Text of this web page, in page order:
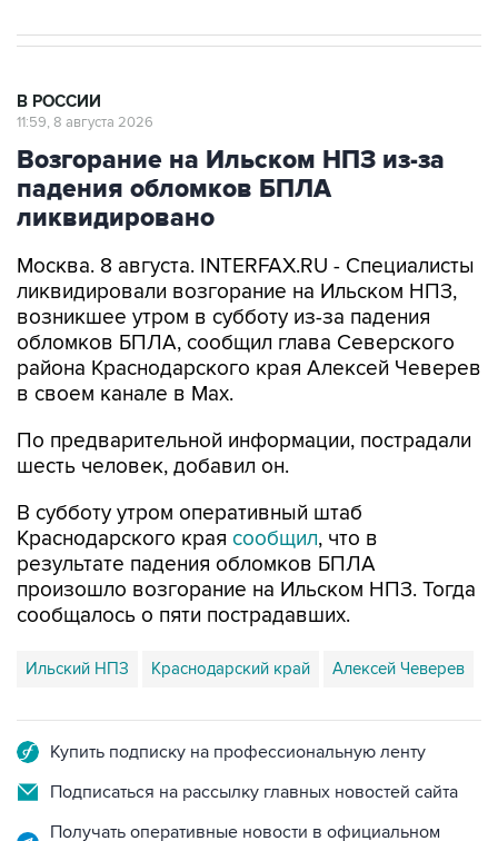
В РОССИИ
11:59, 8 августа 2026
Возгорание на Ильском НПЗ из-за
падения обломков БПЛА
ликвидировано
Москва. 8 августа. INTERFAX.RU - Специалисты
ликвидировали возгорание на Ильском НПЗ,
возникшее утром в субботу из-за падения
обломков БПЛА, сообщил глава Северского
района Краснодарского края Алексей Чеверев
в своем канале в Max.
По предварительной информации, пострадали
шесть человек, добавил он.
В субботу утром оперативный штаб
Краснодарского края сообщил, что в
результате падения обломков БПЛА
произошло возгорание на Ильском НПЗ. Тогда
сообщалось о пяти пострадавших.
Ильский НПЗ Краснодарский край Алексей Чеверев
Купить подписку на профессиональную ленту
Подписаться на рассылку главных новостей сайта
Получать оперативные новости в официальном